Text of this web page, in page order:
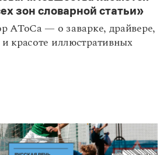
зон словарной статьи»
АТоСа — о заварке, драйвере,
и красоте иллюстративных